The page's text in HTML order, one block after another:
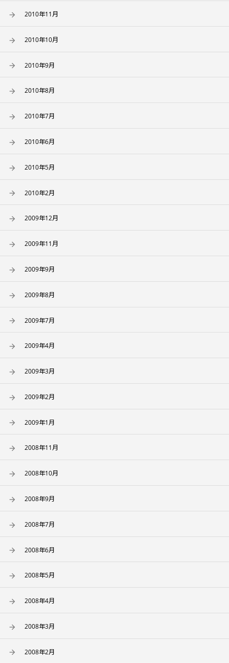
2010年11月
2010年10月
2010年9月
2010年8月
2010年7月
2010年6月
2010年5月
2010年2月
2009年12月
2009年11月
2009年9月
2009年8月
2009年7月
2009年4月
2009年3月
2009年2月
2009年1月
2008年11月
2008年10月
2008年9月
2008年7月
2008年6月
2008年5月
2008年4月
2008年3月
2008年2月